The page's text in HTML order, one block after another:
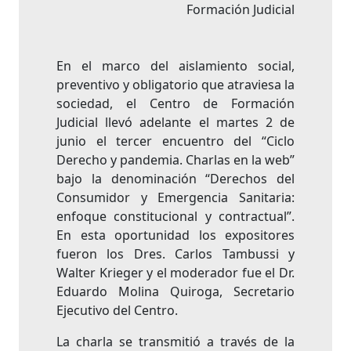
Formación Judicial
En el marco del aislamiento social,
preventivo y obligatorio que atraviesa la
sociedad, el Centro de Formación
Judicial llevó adelante el martes 2 de
junio el tercer encuentro del “Ciclo
Derecho y pandemia. Charlas en la web”
bajo la denominación “Derechos del
Consumidor y Emergencia Sanitaria:
enfoque constitucional y contractual”.
En esta oportunidad los expositores
fueron los Dres. Carlos Tambussi y
Walter Krieger y el moderador fue el Dr.
Eduardo Molina Quiroga, Secretario
Ejecutivo del Centro.
La charla se transmitió a través de la